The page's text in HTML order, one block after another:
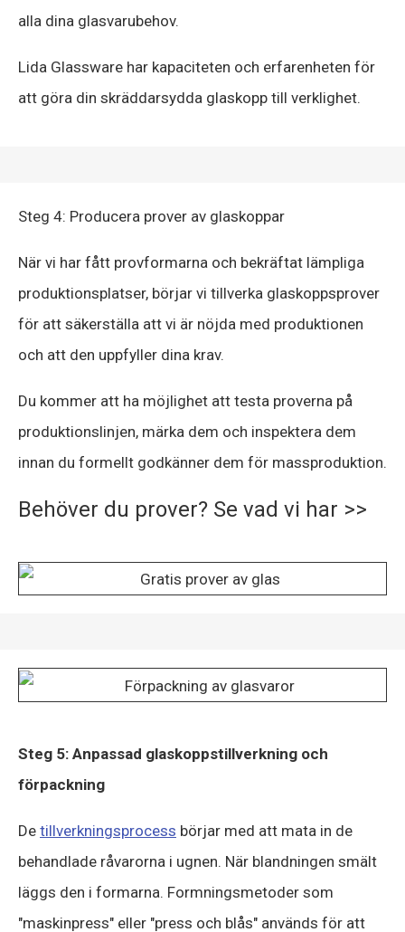
alla dina glasvarubehov.
Lida Glassware har kapaciteten och erfarenheten för
att göra din skräddarsydda glaskopp till verklighet.
Steg 4: Producera prover av glaskoppar
När vi har fått provformarna och bekräftat lämpliga
produktionsplatser, börjar vi tillverka glaskoppsprover
för att säkerställa att vi är nöjda med produktionen
och att den uppfyller dina krav.
Du kommer att ha möjlighet att testa proverna på
produktionslinjen, märka dem och inspektera dem
innan du formellt godkänner dem för massproduktion.
Behöver du prover? Se vad vi har >>
Steg 5: Anpassad glaskoppstillverkning och
förpackning
De tillverkningsprocess börjar med att mata in de
behandlade råvarorna i ugnen. När blandningen smält
läggs den i formarna. Formningsmetoder som
"maskinpress" eller "press och blås" används för att